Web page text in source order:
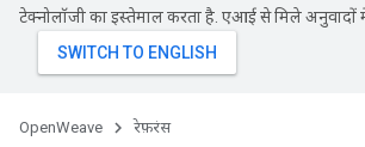
टेक्नोलॉजी का इस्तेमाल करता है. एआई से मिले अनुवादों
OpenWeave रेफ़रंस